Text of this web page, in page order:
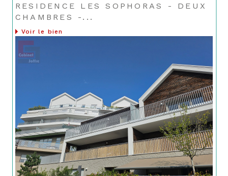
RESIDENCE LES SOPHORAS - DEUX
CHAMBRES -...
Voir le bien